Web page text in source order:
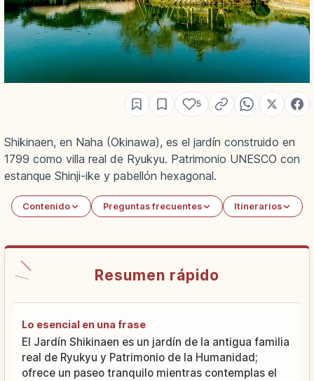
5
Shikinaen, en Naha (Okinawa), es el jardín construido en
1799 como villa real de Ryukyu. Patrimonio UNESCO con
estanque Shinji-ike y pabellón hexagonal.
Contenido Preguntas frecuentes Itinerarios
Resumen rápido
Lo esencial en una frase
El Jardín Shikinaen es un jardín de la antigua familia
real de Ryukyu y Patrimonio de la Humanidad;
ofrece un paseo tranquilo mientras contemplas el